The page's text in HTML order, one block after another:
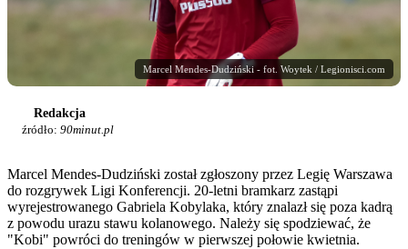
Marcel Mendes-Dudziński - fot. Woytek / Legionisci.com
Redakcja
źródło: 90minut.pl
Marcel Mendes-Dudziński został zgłoszony przez Legię Warszawa
do rozgrywek Ligi Konferencji. 20-letni bramkarz zastąpi
wyrejestrowanego Gabriela Kobylaka, który znalazł się poza kadrą
z powodu urazu stawu kolanowego. Należy się spodziewać, że
"Kobi" powróci do treningów w pierwszej połowie kwietnia.